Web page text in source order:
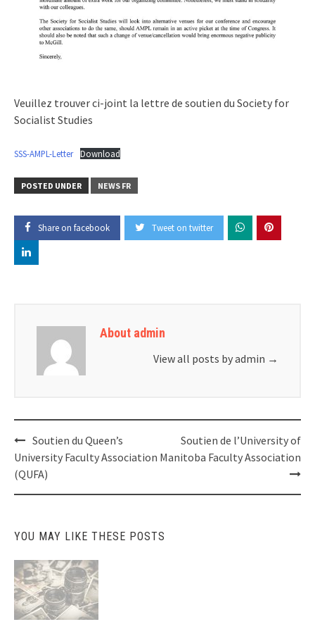
Veuillez trouver ci-joint la lettre de soutien du Society for
Socialist Studies
SSS-AMPL-Letter Download
POSTED UNDER NEWS FR
Share on facebook Tweet on twitter
About admin
View all posts by admin →
Post
navigation
Soutien du Queen’s
University Faculty Association
(QUFA)
Soutien de l’University of
Manitoba Faculty Association
YOU MAY LIKE THESE POSTS